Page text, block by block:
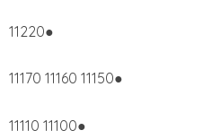
11220●
11170 11160 11150●
11110 11100●